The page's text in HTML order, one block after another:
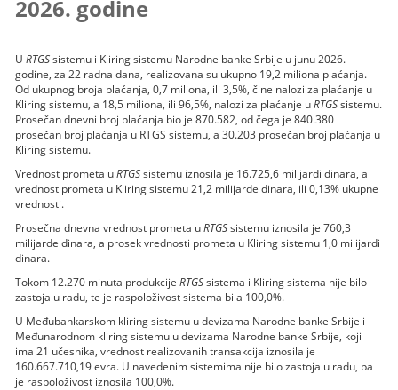
2026. godine
URTGSsistemu i Kliring sistemu Narodne banke Srbije u junu 2026.
godine, za 22 radna dana, realizovana su ukupno 19,2 miliona plaćanja.
Od ukupnog broja plaćanja, 0,7 miliona, ili 3,5%, čine nalozi za plaćanje u
Kliring sistemu, a 18,5 miliona, ili 96,5%, nalozi za plaćanje uRTGSsistemu.
Prosečan dnevni broj plaćanja bio je 870.582, od čega je 840.380
prosečan broj plaćanja u RTGS sistemu, a 30.203 prosečan broj plaćanja u
Kliring sistemu.
Vrednost prometa uRTGSsistemu iznosila je 16.725,6 milijardi dinara, a
vrednost prometa u Kliring sistemu 21,2 milijarde dinara, ili 0,13% ukupne
vrednosti.
Prosečna dnevna vrednost prometa uRTGSsistemu iznosila je 760,3
milijarde dinara, a prosek vrednosti prometa u Kliring sistemu 1,0 milijardi
dinara.
Tokom 12.270 minuta produkcijeRTGSsistema i Kliring sistema nije bilo
zastoja u radu, te je raspoloživost sistema bila 100,0%.
U Međubankarskom kliring sistemu u devizama Narodne banke Srbije i
Međunarodnom kliring sistemu u devizama Narodne banke Srbije, koji
ima 21 učesnika, vrednost realizovanih transakcija iznosila je
160.667.710,19 evra. U navedenim sistemima nije bilo zastoja u radu, pa
je raspoloživost iznosila 100,0%.